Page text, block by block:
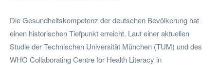
Die Gesundheitskompetenz der deutschen Bevölkerung hat
einen historischen Tiefpunkt erreicht. Laut einer aktuellen
Studie der Technischen Universität München (TUM) und des
WHO Collaborating Centre for Health Literacy in